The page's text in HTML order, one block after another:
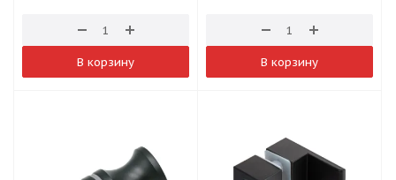
В корзину В корзину